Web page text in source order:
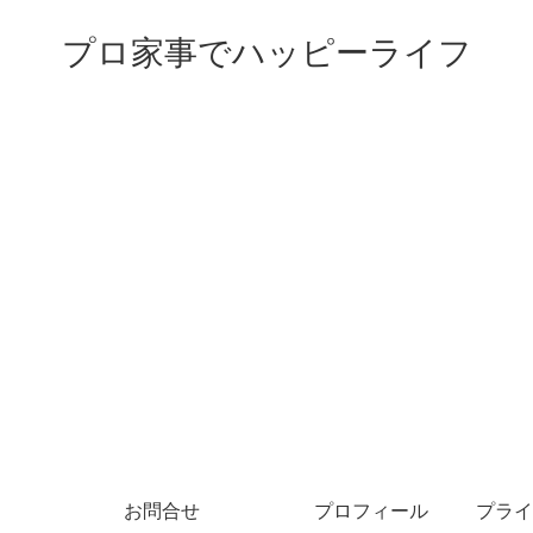
プロ家事でハッピーライフ
お問合せ プロフィール